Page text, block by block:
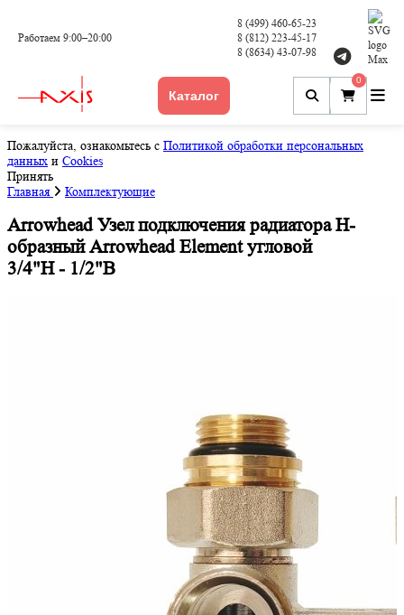
Работаем 9:00–20:00
8 (499) 460-65-23
8 (812) 223-45-17
8 (8634) 43-07-98
Каталог
0
Пожалуйста, ознакомьтесь с Политикой обработки персональных
данных и Cookies
Принять
Главная
Комплектующие
Arrowhead Узел подключения радиатора H-
образный Arrowhead Element угловой
3/4"Н - 1/2"В